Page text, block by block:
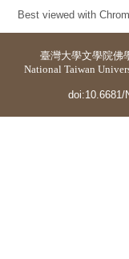
Best viewed with
臺灣大學文學院佛
National Taiwan
doi:10.6681/